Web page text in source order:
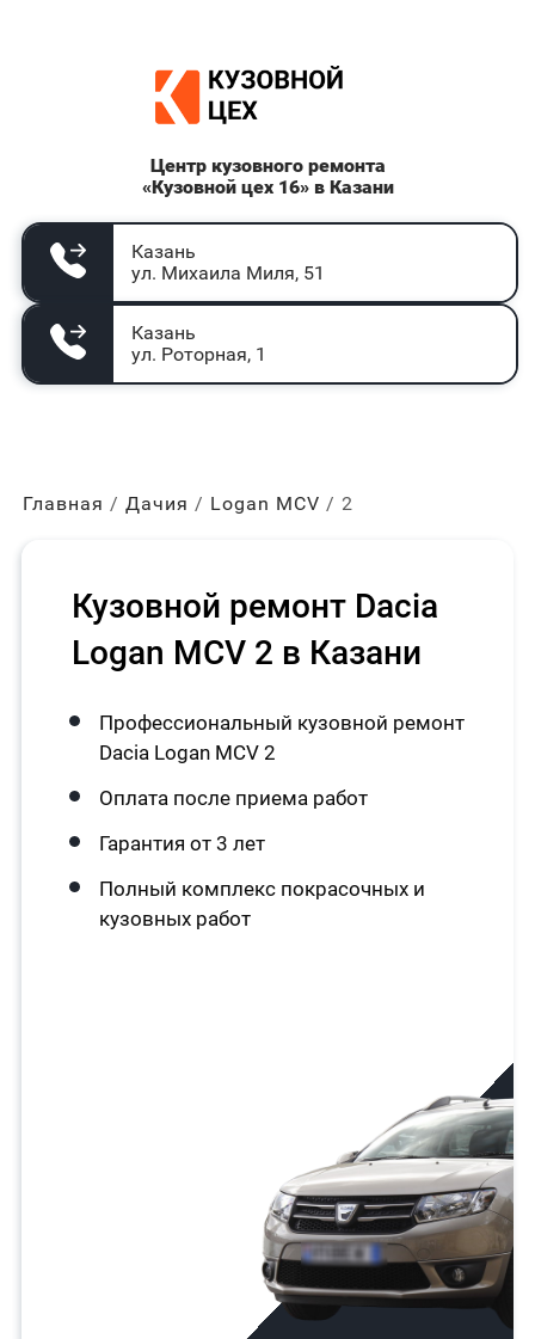
Центр кузовного ремонта
«Кузовной цех 16» в Казани
Казань
ул. Михаила Миля, 51
Казань
ул. Роторная, 1
Главная Дачия Logan MCV 2
Кузовной ремонт Dacia
Logan MCV 2 в Казани
Профессиональный кузовной ремонт
Dacia Logan MCV 2
Оплата после приема работ
Гарантия от 3 лет
Полный комплекс покрасочных и
кузовных работ